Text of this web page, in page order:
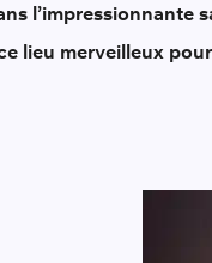
l’impressionnante
lieu merveilleux